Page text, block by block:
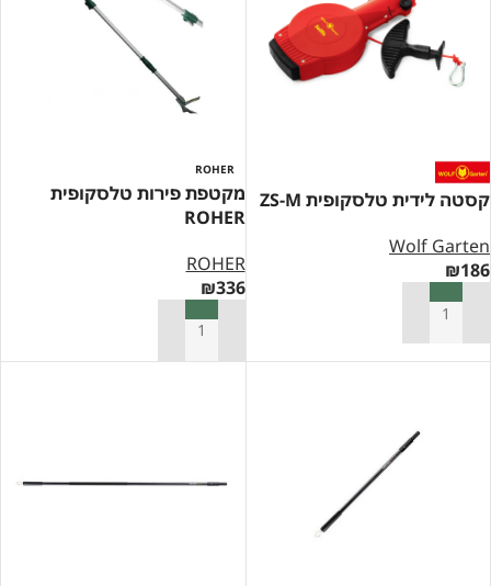
קסטה לידית טלסקופית ZS-M
Wolf Garten
₪186
הוספה לסל
ROHER
מקטפת פירות טלסקופית
ROHER
ROHER
₪336
הוספה לסל